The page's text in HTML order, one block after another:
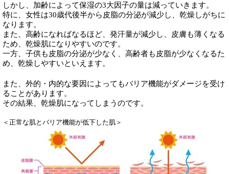
しかし、加齢によって保湿の3大因子の量は減っていきます。
特に、女性は30歳代後半から皮脂の分泌が減少し、乾燥しがちに
なります。
また、高齢になればなるほど、発汗量が減少し、皮膚も薄くなる
ため、乾燥肌になりやすいのです。
一方、子供も皮脂の分泌が少なく、高齢者も皮脂が少なくなるた
め、乾燥しやすいといえます。
また、外的・内的な要因によってもバリア機能がダメージを受け
ることがあります。
その結果、乾燥肌になってしまうのです。
＜正常な肌とバリア機能が低下した肌＞